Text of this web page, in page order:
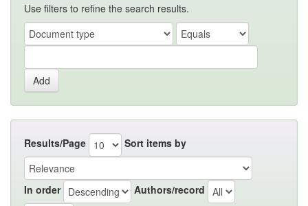
Use filters to refine the search results.
Results/Page Sort items by
In order Authors/record